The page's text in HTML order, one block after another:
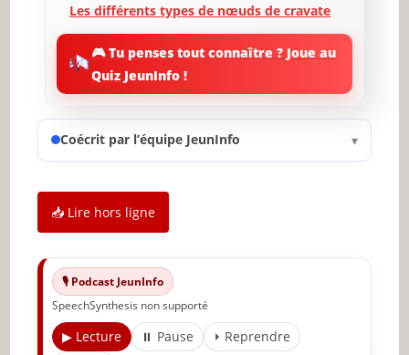
Les différents types de nœuds de cravate
Choisir le nœud de cravate approprié
Outils et matériel nécessaires pour un
nœud de cravate parfait
Comment faire un nœud de cravate :
instructions étape par étape
Astuces pour un nœud de cravate réussi
Erreurs courantes à éviter lors de la
Entretien et rangement des cravates
FAQ – Comment faire un nœud de cravate
🎮 Tu penses tout connaître ? Joue au
Quiz JeunInfo !
Coécrit par l’équipe JeunInfo ▾
📥 Lire hors ligne
🎙️ Podcast JeunInfo
SpeechSynthesis non supporté
▶ Lecture ⏸ Pause
⏵ Reprendre